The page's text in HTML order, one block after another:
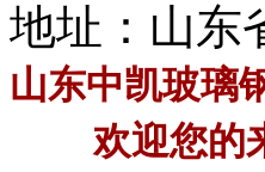
地址：山东
山东中凯玻璃
欢迎您的